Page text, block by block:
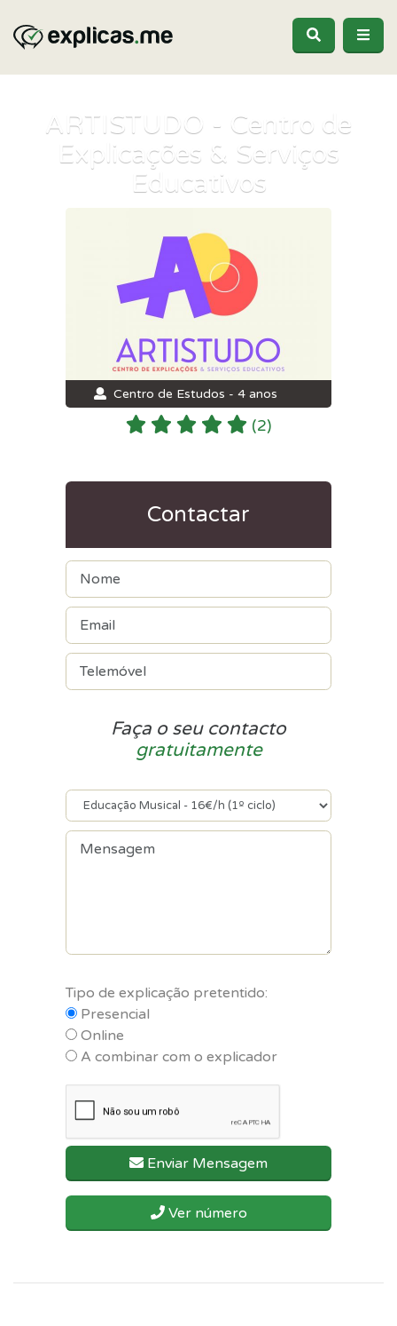
ARTISTUDO - Centro de
Explicações & Serviços
Educativos
Centro de Estudos - 4 anos
(2)
Contactar
Faça o seu contacto
gratuitamente
Tipo de explicação pretentido:
Presencial
Online
A combinar com o explicador
Enviar Mensagem
Ver número